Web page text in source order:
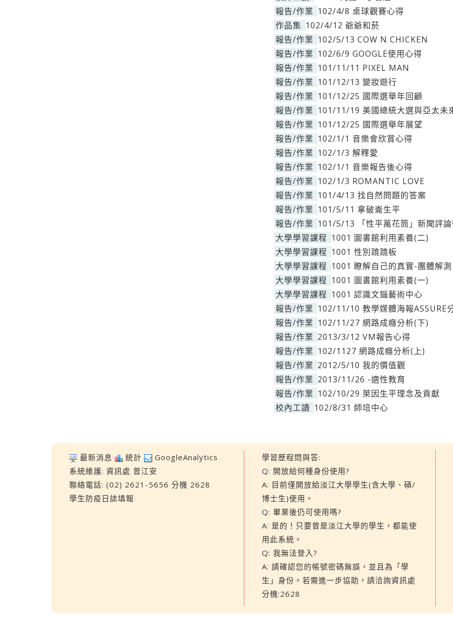
報告/作業 102/4/8 桌球觀賽心得
作品集 102/4/12 爺爺和菸
報告/作業 102/5/13 COW N CHICKEN
報告/作業 102/6/9 GOOGLE使用心得
報告/作業 101/11/11 PIXEL MAN
報告/作業 101/12/13 變妝遊行
報告/作業 101/12/25 國際選舉年回顧
報告/作業 101/11/19 美國總統大選與亞太未
報告/作業 101/12/25 國際選舉年展望
報告/作業 102/1/1 音樂會欣賞心得
報告/作業 102/1/3 解釋愛
報告/作業 102/1/1 音樂報告後心得
報告/作業 102/1/3 ROMANTIC LOVE
報告/作業 101/4/13 找自然問題的答案
報告/作業 101/5/11 拿破崙生平
報告/作業 101/5/13 「性平萬花筒」新聞評
大學學習課程 1001 圖書館利用素養(二)
大學學習課程 1001 性別蹺蹺板
大學學習課程 1001 瞭解自己的真實-團體解測
大學學習課程 1001 圖書館利用素養(一)
大學學習課程 1001 認識文錙藝術中心
報告/作業 102/11/10 教學媒體海報ASSURE
報告/作業 102/11/27 網路成癮分析(下)
報告/作業 2013/3/12 VM報告心得
報告/作業 102/1127 網路成癮分析(上)
報告/作業 2012/5/10 我的價值觀
報告/作業 2013/11/26 -適性教育
報告/作業 102/10/29 萊因生平理念及貢獻
校內工讀 102/8/31 師培中心
最新消息 統計
GoogleAnalytics
系統維護: 資訊處 曾江安
聯絡電話: (02) 2621-5656 分機 2628
學生防疫日誌填報
學習歷程問與答:
Q: 開放給何種身份使用?
A: 目前僅開放給淡江大學學生(含大學、碩/
博士生)使用。
Q: 畢業後仍可使用嗎?
A: 是的！只要曾是淡江大學的學生，都能使
用此系統。
Q: 我無法登入?
A: 請確認您的帳號密碼無誤，並且為「學
生」身份。若需進一步協助，請洽詢資訊處
分機:2628